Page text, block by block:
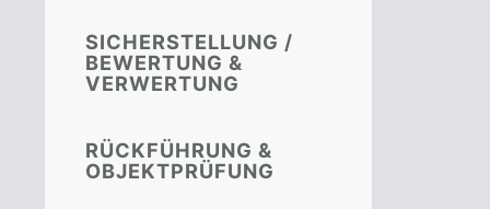
SICHERSTELLUNG /
BEWERTUNG &
VERWERTUNG
RÜCKFÜHRUNG &
OBJEKTPRÜFUNG